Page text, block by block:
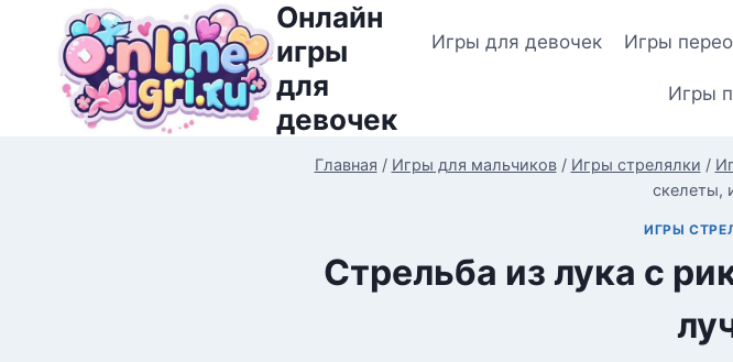
Перейти
содержимому
Онлайн
игры
для
девочек
Игры для девочек Игры
Игры
Главная / Игры для мальчиков / Игры стрелялки /
скелеты,
ИГРЫ
Стрельба из лука с